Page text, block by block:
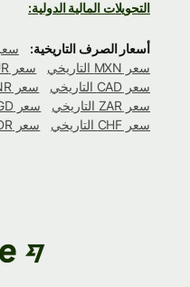
التحويلات المالية الدولية:
أسعار الصرف التاريخية: سعر AUD التاريخي
سعر MXN التاريخي
سعر EUR التاريخي
سعر CAD التاريخي
سعر INR التاريخي
سعر ZAR التاريخي
سعر SGD التاريخي
سعر CHF التاريخي
سعر IDR التاريخي